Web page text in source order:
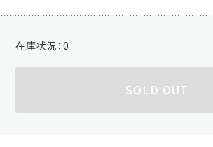
在庫状況：0
SOLD OUT